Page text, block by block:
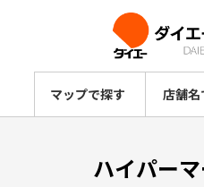
マップで探す 店舗名
ハイパー